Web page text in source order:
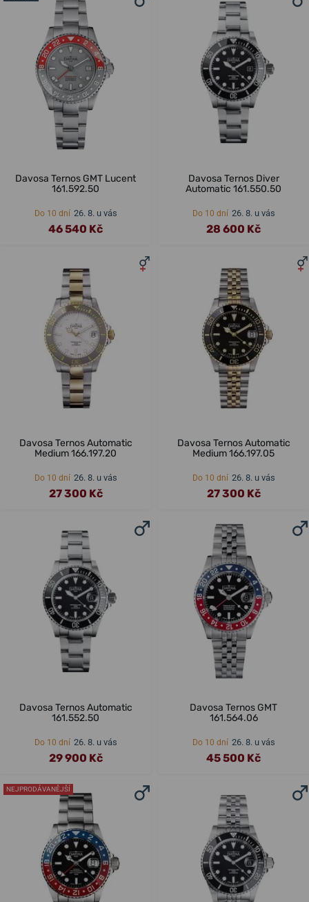
Davosa Ternos GMT Lucent
161.592.50
Do 10 dní 26. 8. u vás
46 540 Kč
Davosa Ternos Diver
Automatic 161.550.50
Do 10 dní 26. 8. u vás
28 600 Kč
Davosa Ternos Automatic
Medium 166.197.20
Do 10 dní 26. 8. u vás
27 300 Kč
Davosa Ternos Automatic
Medium 166.197.05
Do 10 dní 26. 8. u vás
27 300 Kč
Davosa Ternos Automatic
161.552.50
Do 10 dní 26. 8. u vás
29 900 Kč
Davosa Ternos GMT
161.564.06
Do 10 dní 26. 8. u vás
45 500 Kč
NEJPRODÁVANĚJŠÍ